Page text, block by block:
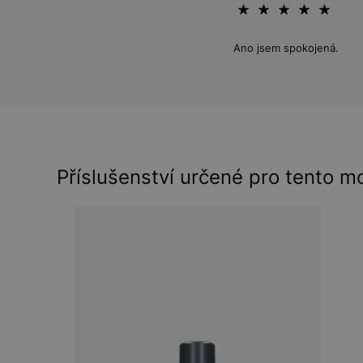
Ano jsem spokojená.
Příslušenství určené pro tento